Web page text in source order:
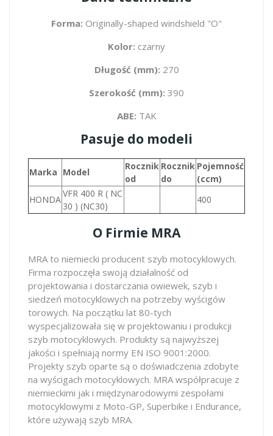
Forma: Originally-shaped windshield "O"
Kolor: czarny
Długość (mm): 270
Szerokość (mm): 390
ABE: TAK
Pasuje do modeli
Marka Model
Rocznik
od
Rocznik
do
Pojemność
(ccm)
HONDA
VFR 400 R ( NC
30 ) (NC30)
400
O Firmie MRA
MRA to niemiecki producent szyb motocyklowych.
Firma rozpoczęła swoją działalność od
projektowania i dostarczania owiewek, szyb i
siedzeń motocyklowych na potrzeby wyścigów
torowych. Na początku lat 80-tych
wyspecjalizowała się w projektowaniu i produkcji
szyb motocyklowych. Produkty są najwyższej
jakości i spełniają normy EN ISO 9001:2000.
Projekty szyb oparte są o doświadczenia zdobyte
na wyścigach motocyklowych. MRA współpracuje z
niemieckimi jak i międzynarodowymi zespołami
motocyklowymi z Moto-GP, Superbike i Endurance,
które używają szyb MRA.